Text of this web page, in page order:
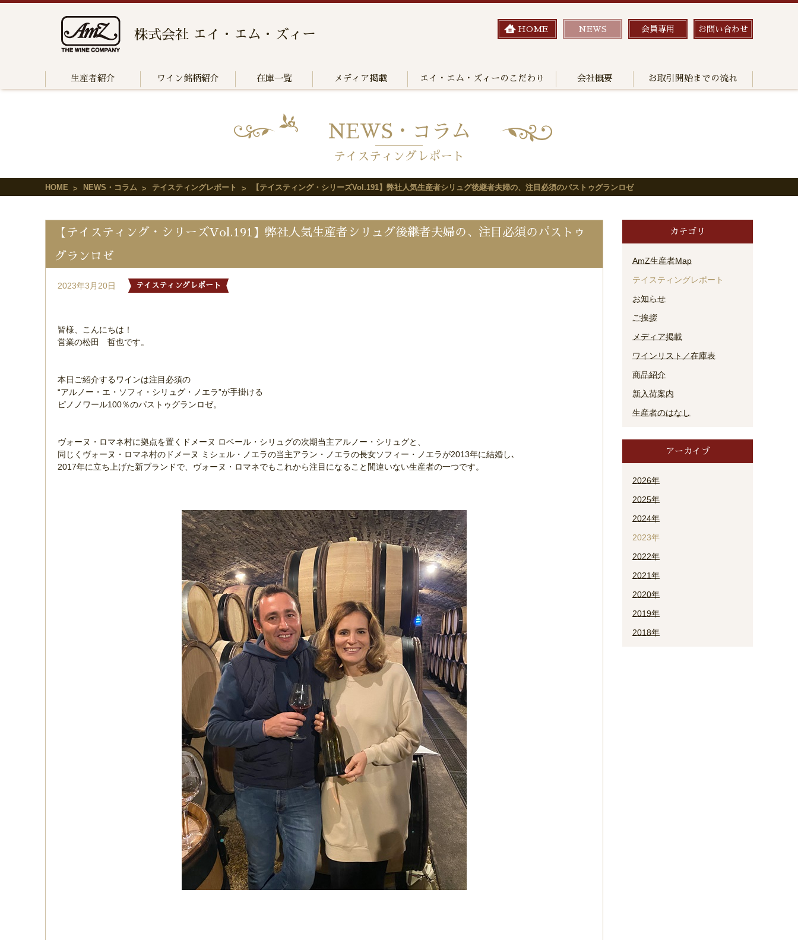
株式会社 エイ・エム・ズィー HOME NEWS 会員専用 お問い合わせ
生産者紹介 ワイン銘柄紹介 在庫一覧 メディア掲載 エイ・エム・ズィーのこだわり 会社概要 お取引開始までの流れ
NEWS・コラム
テイスティングレポート
HOME NEWS・コラム テイスティングレポート 【テイスティング・シリーズVol.191】弊社人気生産者シリュグ後継者夫婦の、注目必須のパストゥグランロゼ
【テイスティング・シリーズVol.191】弊社人気生産者シリュグ後継者夫婦の、注目必須のパストゥ
グランロゼ
2023年3月20日 テイスティングレポート
皆様、こんにちは！
営業の松田 哲也です。
本日ご紹介するワインは注目必須の
“アルノー・エ・ソフィ・シリュグ・ノエラ”が手掛ける
ピノノワール100％のパストゥグランロゼ。
ヴォーヌ・ロマネ村に拠点を置くドメーヌ ロベール・シリュグの次期当主アルノー・シリュグと、
同じくヴォーヌ・ロマネ村のドメーヌ ミシェル・ノエラの当主アラン・ノエラの長女ソフィー・ノエラが2013年に結婚し､
2017年に立ち上げた新ブランドで、ヴォーヌ・ロマネでもこれから注目になること間違いない生産者の一つです。
カテゴリ
AmZ生産者Map
テイスティングレポート
お知らせ
ご挨拶
メディア掲載
ワインリスト／在庫表
商品紹介
新入荷案内
生産者のはなし
アーカイブ
2026年
2025年
2024年
2023年
2022年
2021年
2020年
2019年
2018年